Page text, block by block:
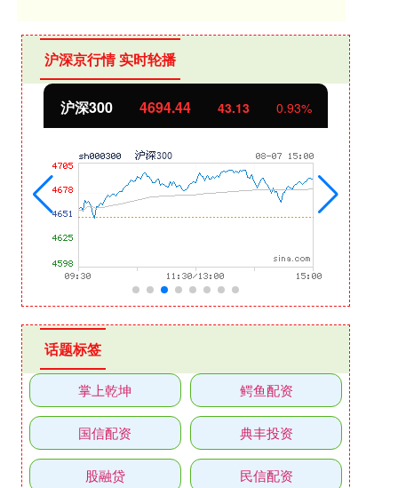
沪深京行情 实时轮播
沪深300 4694.44 43.13 0.93%
话题标签
掌上乾坤 鳄鱼配资
国信配资 典丰投资
股融贷 民信配资